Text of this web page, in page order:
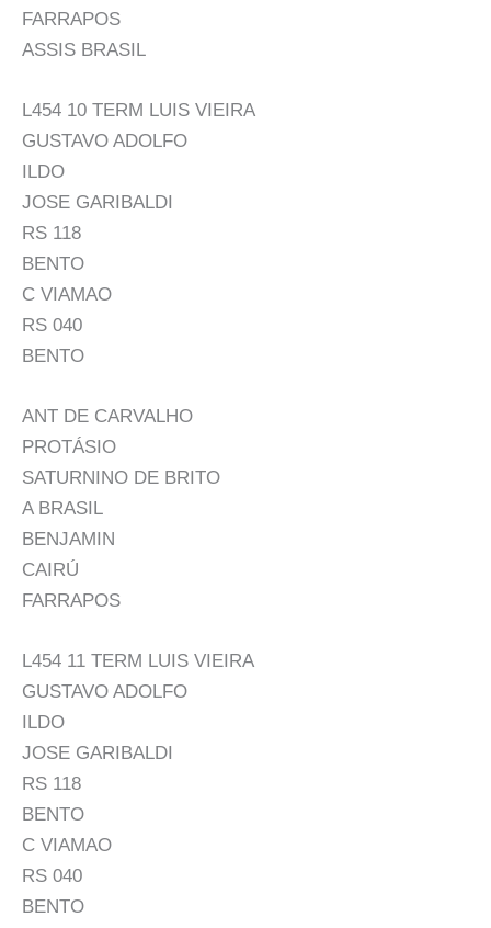
FARRAPOS
ASSIS BRASIL
L454 10 TERM LUIS VIEIRA
GUSTAVO ADOLFO
ILDO
JOSE GARIBALDI
RS 118
BENTO
C VIAMAO
RS 040
BENTO
ANT DE CARVALHO
PROTÁSIO
SATURNINO DE BRITO
A BRASIL
BENJAMIN
CAIRÚ
FARRAPOS
L454 11 TERM LUIS VIEIRA
GUSTAVO ADOLFO
ILDO
JOSE GARIBALDI
RS 118
BENTO
C VIAMAO
RS 040
BENTO